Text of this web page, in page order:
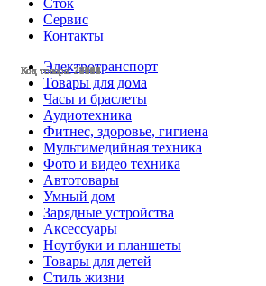
Код товара: 28497
Код товара: 28430
Код товара: 27785
Код товара: 27783
Код товара: 27607
Код товара: 27281
Код товара: 27146
Код товара: 26769
Код товара: 24614
Код товара: 23593
Код товара: 28455
Код товара: 28454
Сервис
Контакты
Электротранспорт
Товары для дома
Часы и браслеты
Аудиотехника
Фитнес, здоровье, гигиена
Мультимедийная техника
Фото и видео техника
Автотовары
Умный дом
Зарядные устройства
Аксессуары
Ноутбуки и планшеты
Товары для детей
Стиль жизни